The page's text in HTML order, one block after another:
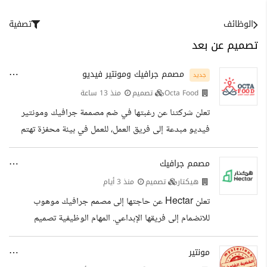
تصميم عن بعد
الوظائف تصفية
جديد مصمم جرافيك ومونتير فيديو
Octa Food تصميم منذ 13 ساعة
تعلن شركتنا عن رغبتها في ضم مصممة جرافيك ومونتير
فيديو مبدعة إلى فريق العمل، للعمل في بيئة محفزة تهتم
بالتطوير والإبداع. المهام الوظيفية تصميم الهويات البصرية،
والتصاميم الإعلانية، ومحتوى منصات التواصل الاجتماعي
وإضافة المؤثرات الصوتية والبصرية بشكل جذاب ابتكار
أفكار بصرية جديدة تتناسب مع توجهات الشركة وجمهورها
المستهدف الالتزام بتسليم الأعمال في المواعيد المحددة
وبأعلى جودة المؤهلات...
مصمم جرافيك
هيكتار تصميم منذ 3 أيام
تعلن Hectar عن حاجتها إلى مصمم جرافيك موهوب
للانضمام إلى فريقها الإبداعي. المهام الوظيفية تصميم
منشورات السوشيال ميديا والمواد التسويقية بجودة عالية
إنشاء محتوى بصري مبتكر وجذاب للمنصات الرقمية ومواقع
مونتير